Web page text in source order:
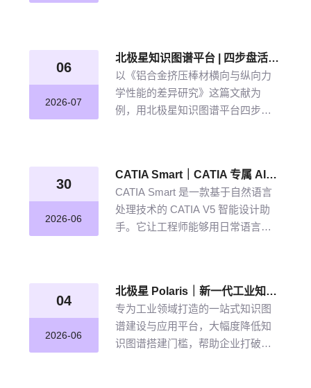
06
2026-07
北极星知识图谱平台 | 四步盘活航空材料全量文献
以《铝合金挤压棒材横向与纵向力
学性能的差异研究》这篇文献为
例，用北极星知识图谱平台四步盘
注、清洗的低效方式。
30
2026-06
CATIA Smart｜CATIA 专属 AI 智能体，说说话，AI 帮你建模
CATIA Smart 是一款基于自然语言
处理技术的 CATIA V5 智能设计助
手。它让工程师能够用日常语言描
04
2026-06
北极星 Polaris｜新一代工业知识图谱智能管理平台，点亮工业知识智能之路
专为工业领域打造的一站式知识图
谱建设与应用平台，大幅度降低知
识图谱搭建门槛，帮助企业打破数